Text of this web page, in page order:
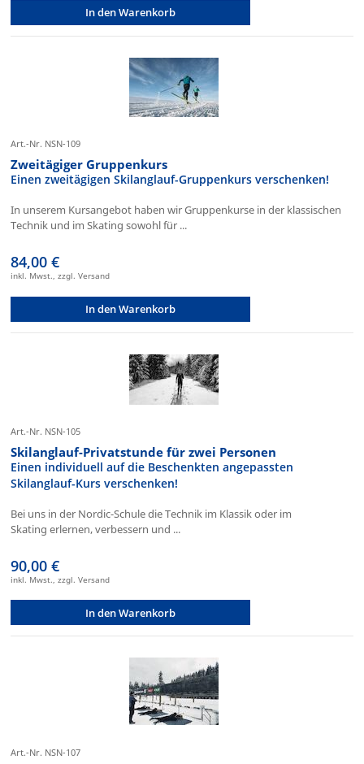
In den Warenkorb
Art.-Nr. NSN-109
Zweitägiger Gruppenkurs
Einen zweitägigen Skilanglauf-Gruppenkurs verschenken!
In unserem Kursangebot haben wir Gruppenkurse in der klassischen
Technik und im Skating sowohl für ...
84,00 €
inkl. Mwst., zzgl. Versand
In den Warenkorb
Art.-Nr. NSN-105
Skilanglauf-Privatstunde für zwei Personen
Einen individuell auf die Beschenkten angepassten
Skilanglauf-Kurs verschenken!
Bei uns in der Nordic-Schule die Technik im Klassik oder im
Skating erlernen, verbessern und ...
90,00 €
inkl. Mwst., zzgl. Versand
In den Warenkorb
Art.-Nr. NSN-107